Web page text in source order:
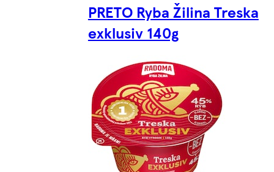
PRETO Ryba Žilina Treska
exklusiv 140g